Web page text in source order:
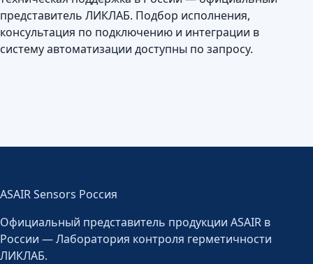
представитель ЛИКЛАБ. Подбор исполнения,
консультация по подключению и интеграции в
систему автоматизации доступны по запросу.
ASAIR Sensors Россия
Официальный представитель продукции ASAIR в
России — Лаборатория контроля герметичности
ЛИКЛАБ.